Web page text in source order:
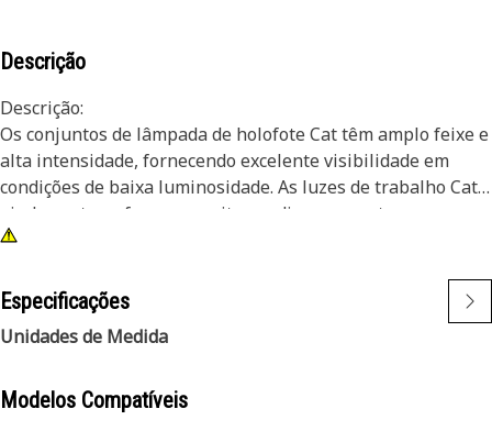
Descrição
Descrição:
Os conjuntos de lâmpada de holofote Cat têm amplo feixe e
alta intensidade, fornecendo excelente visibilidade em
condições de baixa luminosidade. As luzes de trabalho Cat
ajudam a transformar a noite em dia e aumentam a
produtividade das máquinas e dos operadores.
Atributos:
• Excelente amortecimento e resistência a vibração
• Podem ser adaptados para máquinas mais antigas
• Luz estroboscópica âmbar
Especificações
Unidades de Medida
Modelos Compatíveis